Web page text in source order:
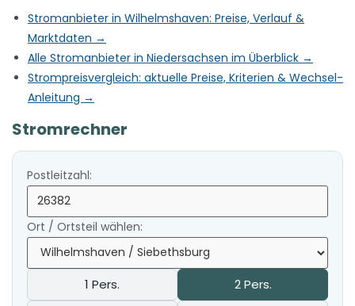
Stromanbieter in Wilhelmshaven: Preise, Verlauf &
Marktdaten →
Alle Stromanbieter in Niedersachsen im Überblick →
Strompreisvergleich: aktuelle Preise, Kriterien & Wechsel-
Anleitung →
Stromrechner
Postleitzahl:
Ort / Ortsteil wählen:
1 Pers.
2 Pers.